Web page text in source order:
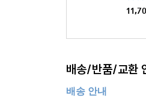
배송/반품/교환
배송 안내